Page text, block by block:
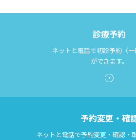
診療予約
ネットと電話で初診予約（一
ができます。
予約変更・確
ネットと電話で予約変更・確認・